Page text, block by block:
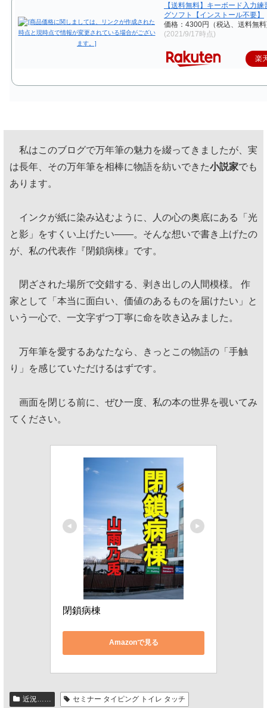
【送料無料】キーボード入力
グソフト【インストール不要】
価格：4300円（税込、送料無
(2021/9/17時点)
楽
私はこのブログで万年筆の魅力を綴ってきましたが、実
は長年、その万年筆を相棒に物語を紡いできた小説家でも
あります。
インクが紙に染み込むように、人の心の奥底にある「光
と影」をすくい上げたい——。そんな想いで書き上げたの
が、私の代表作『閉鎖病棟』です。
閉ざされた場所で交錯する、剥き出しの人間模様。 作
家として「本当に面白い、価値のあるものを届けたい」と
いう一心で、一文字ずつ丁寧に命を吹き込みました。
万年筆を愛するあなたなら、きっとこの物語の「手触
り」を感じていただけるはずです。
画面を閉じる前に、ぜひ一度、私の本の世界を覗いてみ
てください。
閉鎖病棟
Amazonで見る
近況…… セミナー タイピング トイレ タッチ